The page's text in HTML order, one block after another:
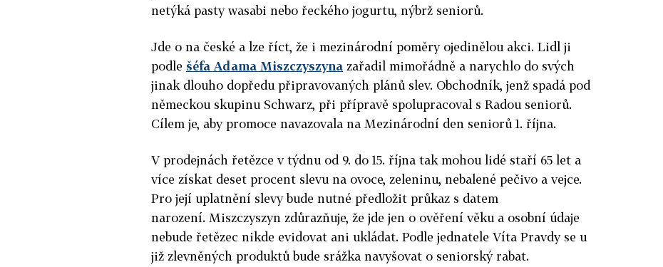
netýká pasty wasabi nebo řeckého jogurtu, nýbrž seniorů.
Jde o na české a lze říct, že i mezinárodní poměry ojedinělou akci. Lidl ji
podle šéfa Adama Miszczyszyna zařadil mimořádně a narychlo do svých
jinak dlouho dopředu připravovaných plánů slev. Obchodník, jenž spadá pod
německou skupinu Schwarz, při přípravě spolupracoval s Radou seniorů.
Cílem je, aby promoce navazovala na Mezinárodní den seniorů 1. října.
V prodejnách řetězce v týdnu od 9. do 15. října tak mohou lidé staří 65 let a
více získat deset procent slevu na ovoce, zeleninu, nebalené pečivo a vejce.
Pro její uplatnění slevy bude nutné předložit průkaz s datem
narození. Miszczyszyn zdůrazňuje, že jde jen o ověření věku a osobní údaje
nebude řetězec nikde evidovat ani ukládat. Podle jednatele Víta Pravdy se u
již zlevněných produktů bude srážka navyšovat o seniorský rabat.